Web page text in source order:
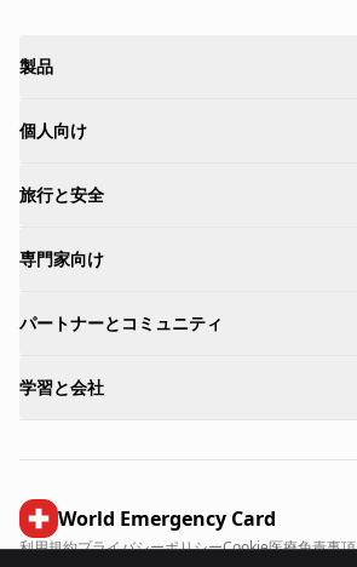
製品
個人向け
旅行と安全
専門家向け
パートナーとコミュニティ
学習と会社
World Emergency Card
利用規約プライバシーポリシーCookie医療免責事項